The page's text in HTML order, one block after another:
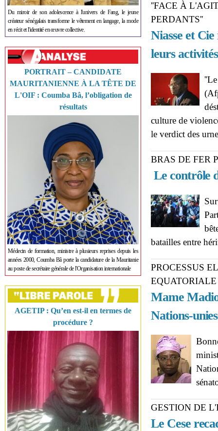
Du miroir de son adolescence à l'univers de Fang, le jeune
créateur sénégalais transforme le vêtement en langage, la mode
en récit et l'identité en œuvre collective.
PORTRAIT – CANDIDATE
MAURITANIENNE À LA TÊTE DE
L'OIF : Coumba Bâ, l’obligation de
résultats
Médecin de formation, ministre à plusieurs reprises depuis les
années 2000, Coumba Bâ porte la candidature de la Mauritanie
au poste de secrétaire générale de l'Organisation internationale
AGETIP : Qu’en est-il en termes de
procédure ?
''FACE À
PERDANTS''
Niasse et
leurs activités
culture de
le verdict des
BRAS DE FER
Le contrôle
batailles entre
PROCESSUS
EQUATORIALE
Mame
Nations-unies
GESTION DE
Le Cese